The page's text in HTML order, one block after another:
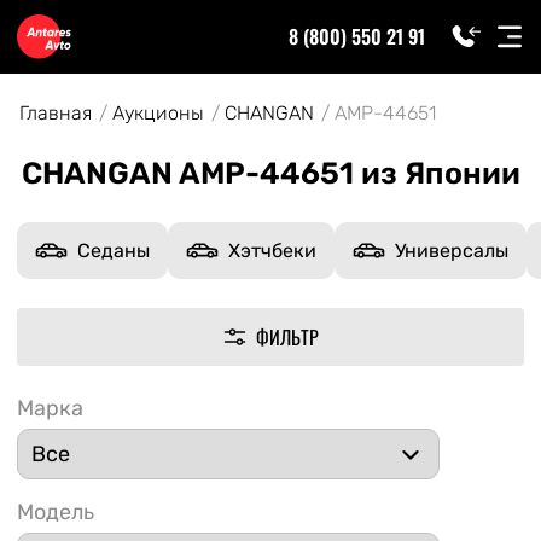
8 (800) 550 21 91
Главная Аукционы CHANGAN AMP-44651
CHANGAN AMP-44651 из Японии
Седаны Хэтчбеки Универсалы
ФИЛЬТР
Марка
Модель